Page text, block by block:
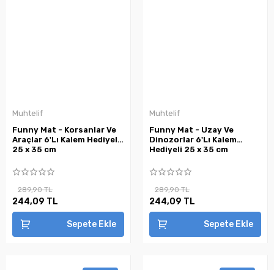
Muhtelif
Funny Mat - Korsanlar Ve
Araçlar 6'Lı Kalem Hediyeli
25 x 35 cm
289,90 TL
244,09 TL
Sepete Ekle
Muhtelif
Funny Mat - Uzay Ve
Dinozorlar 6'Lı Kalem
Hediyeli 25 x 35 cm
289,90 TL
244,09 TL
Sepete Ekle